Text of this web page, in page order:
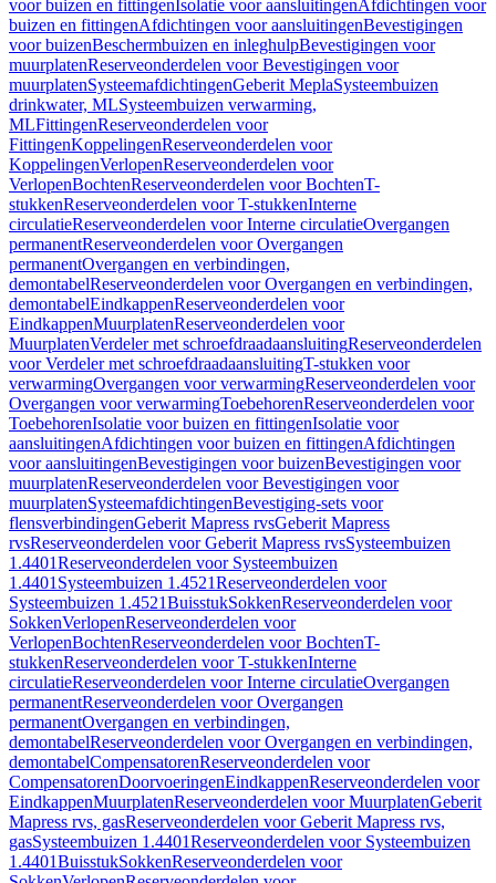
voor buizen en fittingenIsolatie voor aansluitingenAfdichtingen voor
buizen en fittingenAfdichtingen voor aansluitingenBevestigingen
voor buizenBeschermbuizen en inleghulpBevestigingen voor
muurplatenReserveonderdelen voor Bevestigingen voor
muurplatenSysteemafdichtingenGeberit MeplaSysteembuizen
drinkwater, MLSysteembuizen verwarming,
MLFittingenReserveonderdelen voor
FittingenKoppelingenReserveonderdelen voor
KoppelingenVerlopenReserveonderdelen voor
VerlopenBochtenReserveonderdelen voor BochtenT-
stukkenReserveonderdelen voor T-stukkenInterne
circulatieReserveonderdelen voor Interne circulatieOvergangen
permanentReserveonderdelen voor Overgangen
permanentOvergangen en verbindingen,
demontabelReserveonderdelen voor Overgangen en verbindingen,
demontabelEindkappenReserveonderdelen voor
EindkappenMuurplatenReserveonderdelen voor
MuurplatenVerdeler met schroefdraadaansluitingReserveonderdelen
voor Verdeler met schroefdraadaansluitingT-stukken voor
verwarmingOvergangen voor verwarmingReserveonderdelen voor
Overgangen voor verwarmingToebehorenReserveonderdelen voor
ToebehorenIsolatie voor buizen en fittingenIsolatie voor
aansluitingenAfdichtingen voor buizen en fittingenAfdichtingen
voor aansluitingenBevestigingen voor buizenBevestigingen voor
muurplatenReserveonderdelen voor Bevestigingen voor
muurplatenSysteemafdichtingenBevestiging-sets voor
flensverbindingenGeberit Mapress rvsGeberit Mapress
rvsReserveonderdelen voor Geberit Mapress rvsSysteembuizen
1.4401Reserveonderdelen voor Systeembuizen
1.4401 Systeembuizen 1.4521Reserveonderdelen voor
Systeembuizen 1.4521BuisstukSokkenReserveonderdelen voor
SokkenVerlopenReserveonderdelen voor
VerlopenBochtenReserveonderdelen voor BochtenT-
stukkenReserveonderdelen voor T-stukkenInterne
circulatieReserveonderdelen voor Interne circulatieOvergangen
permanentReserveonderdelen voor Overgangen
permanentOvergangen en verbindingen,
demontabelReserveonderdelen voor Overgangen en verbindingen,
demontabelCompensatorenReserveonderdelen voor
CompensatorenDoorvoeringenEindkappenReserveonderdelen voor
EindkappenMuurplatenReserveonderdelen voor MuurplatenGeberit
Mapress rvs, gasReserveonderdelen voor Geberit Mapress rvs,
gasSysteembuizen 1.4401Reserveonderdelen voor Systeembuizen
1.4401BuisstukSokkenReserveonderdelen voor